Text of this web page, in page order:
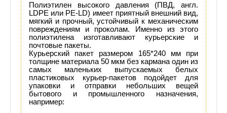
Полиэтилен высокого давления (ПВД, англ.
LDPE или PE-LD) имеет приятный внешний вид,
мягкий и прочный, устойчивый к механическим
повреждениям и проколам. Именно из этого
полиэтилена изготавливают курьерские и
почтовые пакеты.
Курьерский пакет размером 165*240 мм при
толщине материала 50 мкм без кармана один из
самых маленьких выпускаемых белых
пластиковых курьер-пакетов подойдет для
упаковки и отправки небольших вещей
бытового и промышленного назначения,
например: